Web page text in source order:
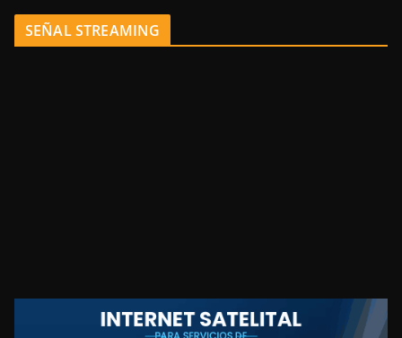
SEÑAL STREAMING